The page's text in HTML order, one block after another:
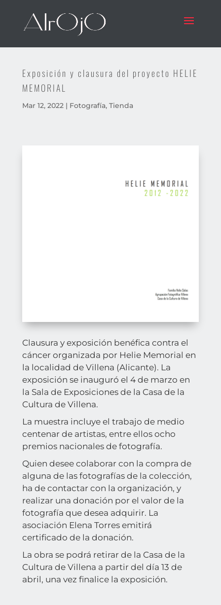
Exposición y clausura del proyecto HELIE
MEMORIAL
Mar 12, 2022| Fotografía, Tienda
Clausura y exposición benéfica contra el
cáncer organizada por Helie Memorial en
la localidad de Villena (Alicante). La
exposición se inauguró el 4 de marzo en
la Sala de Exposiciones de la Casa de la
Cultura de Villena.
La muestra incluye el trabajo de medio
centenar de artistas, entre ellos ocho
premios nacionales de fotografía.
Quien desee colaborar con la compra de
alguna de las fotografías de la colección,
ha de contactar con la organización, y
realizar una donación por el valor de la
fotografía que desea adquirir. La
asociación Elena Torresemitirá
certificado de la donación.
La obra se podrá retirar de la Casa de la
Cultura de Villena a partir del día 13 de
abril, una vez finalice la exposición.